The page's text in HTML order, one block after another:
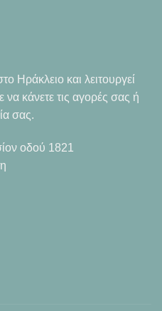
Ηράκλειο και λειτουργεί
κάνετε τις αγορές σας ή
σας.
οδού 1821